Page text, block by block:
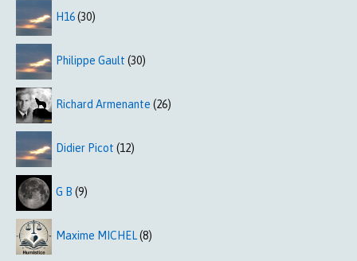
H16(30)
Philippe Gault (30)
Richard Armenante (26)
Didier Picot (12)
G B (9)
Maxime MICHEL(8)